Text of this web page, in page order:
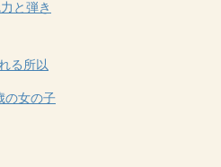
と弾き
る所以
の女の子